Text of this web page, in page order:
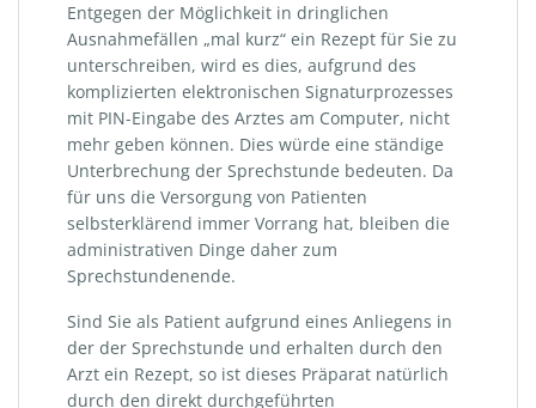
Entgegen der Möglichkeit in dringlichen
Ausnahmefällen „mal kurz“ ein Rezept für Sie zu
unterschreiben, wird es dies, aufgrund des
komplizierten elektronischen Signaturprozesses
mit PIN-Eingabe des Arztes am Computer, nicht
mehr geben können. Dies würde eine ständige
Unterbrechung der Sprechstunde bedeuten. Da
für uns die Versorgung von Patienten
selbsterklärend immer Vorrang hat, bleiben die
administrativen Dinge daher zum
Sprechstundenende.
Sind Sie als Patient aufgrund eines Anliegens in
der der Sprechstunde und erhalten durch den
Arzt ein Rezept, so ist dieses Präparat natürlich
durch den direkt durchgeführten